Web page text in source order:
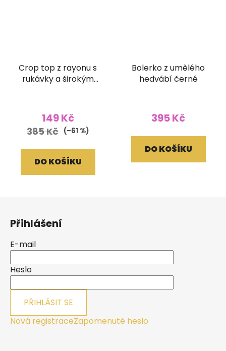
Crop top z rayonu s
rukávky a širokým
149 Kč
385 Kč (–61 %)
DO KOŠÍKU
Bolerko z umělého
hedvábí černé
395 Kč
DO KOŠÍKU
Přihlášení
E-mail
Heslo
PŘIHLÁSIT SE
Nová registraceZapomenuté heslo